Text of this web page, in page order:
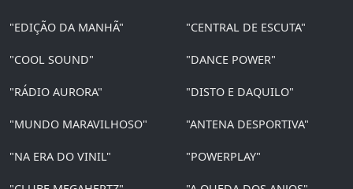
"EDIÇÃO DA MANHÃ" "CENTRAL DE ESCUTA"
"COOL SOUND" "DANCE POWER"
"RÁDIO AURORA" "DISTO E DAQUILO"
"MUNDO MARAVILHOSO" "ANTENA DESPORTIVA"
"NA ERA DO VINIL" "POWERPLAY"